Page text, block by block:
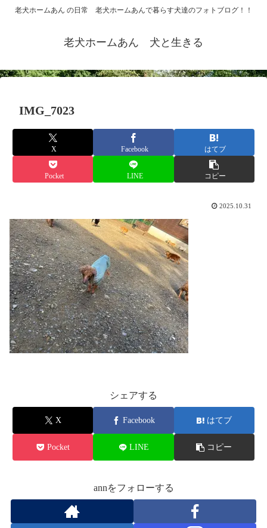
老犬ホームあん の日常 老犬ホームあんで暮らす犬達のフォトブログ！！
老犬ホームあん 犬と生きる
IMG_7023
X Facebook はてブ
Pocket LINE コピー
2025.10.31
シェアする
X Facebook はてブ
Pocket LINE コピー
annをフォローする